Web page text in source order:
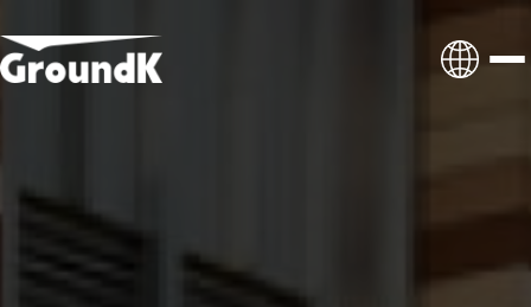
프리미엄 의전 수송
메가 이벤트 수송